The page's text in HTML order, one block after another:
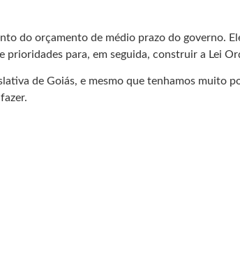
do orçamento de médio prazo do governo.
para, em seguida, construir a Lei
de Goiás, e mesmo que tenhamos muito